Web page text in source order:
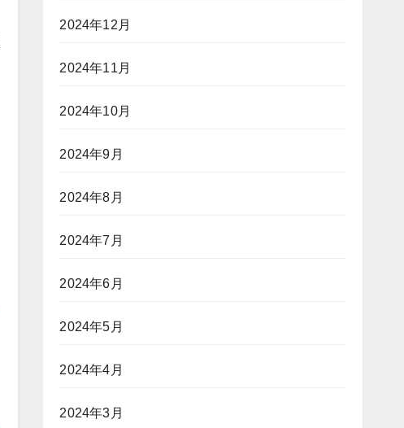
2024年12月
2024年11月
2024年10月
2024年9月
2024年8月
2024年7月
2024年6月
2024年5月
2024年4月
2024年3月